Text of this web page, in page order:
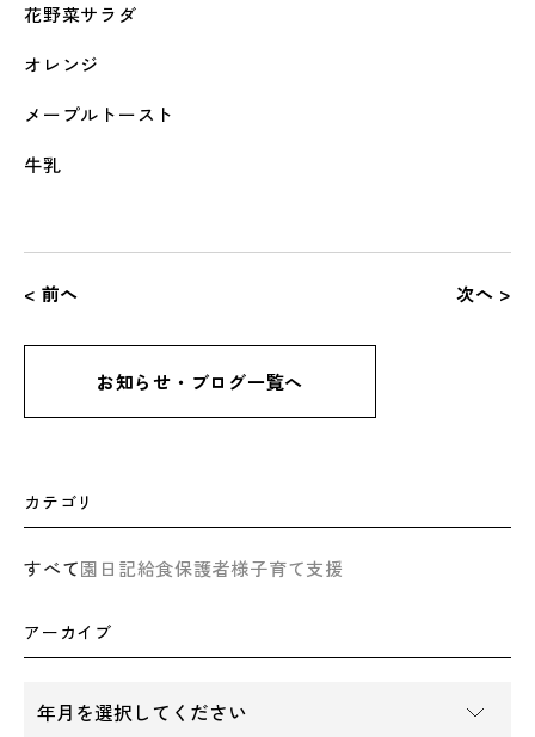
花野菜サラダ
オレンジ
メープルトースト
牛乳
< 前へ 次へ >
お知らせ・ブログ一覧へ
カテゴリ
すべて園日記給食保護者様子育て支援
アーカイブ